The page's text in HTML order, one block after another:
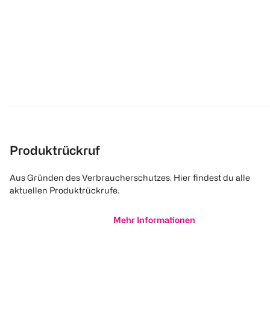
Produktrückruf
Aus Gründen des Verbraucherschutzes. Hier findest du alle
aktuellen Produktrückrufe.
Mehr Informationen